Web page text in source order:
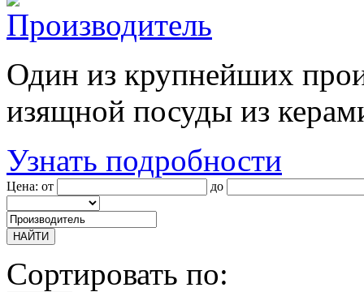
Один из крупнейших
изящной посуды из
Узнать подробности
Цена: от до
НАЙТИ
Сортировать по: